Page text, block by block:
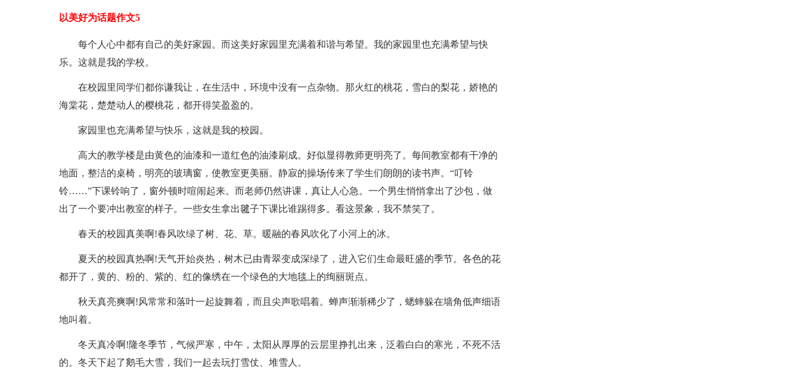
以美好为话题作文5
每个人心中都有自己的美好家园。而这美好家园里充满着和谐与希望。我的家园里也充满希望与快
乐。这就是我的学校。
在校园里同学们都你谦我让，在生活中，环境中没有一点杂物。那火红的桃花，雪白的梨花，娇艳的
海棠花，楚楚动人的樱桃花，都开得笑盈盈的。
家园里也充满希望与快乐，这就是我的校园。
高大的教学楼是由黄色的油漆和一道红色的油漆刷成。好似显得教师更明亮了。每间教室都有干净的
地面，整洁的桌椅，明亮的玻璃窗，使教室更美丽。静寂的操场传来了学生们朗朗的读书声。“叮铃
铃……”下课铃响了，窗外顿时喧闹起来。而老师仍然讲课，真让人心急。一个男生悄悄拿出了沙包，做
出了一个要冲出教室的样子。一些女生拿出毽子下课比谁踢得多。看这景象，我不禁笑了。
春天的校园真美啊!春风吹绿了树、花、草。暖融的春风吹化了小河上的冰。
夏天的校园真热啊!天气开始炎热，树木已由青翠变成深绿了，进入它们生命最旺盛的季节。各色的花
都开了，黄的、粉的、紫的、红的像绣在一个绿色的大地毯上的绚丽斑点。
秋天真亮爽啊!风常常和落叶一起旋舞着，而且尖声歌唱着。蝉声渐渐稀少了，蟋蟀躲在墙角低声细语
地叫着。
冬天真冷啊!隆冬季节，气候严寒，中午，太阳从厚厚的云层里挣扎出来，泛着白白的寒光，不死不活
的。冬天下起了鹅毛大雪，我们一起去玩打雪仗、堆雪人。